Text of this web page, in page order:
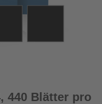
440 Blätter pro